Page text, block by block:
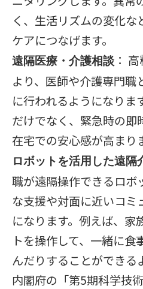
く、生活リズムの変化
ケアにつなげます。
遠隔医療・介護相談 ：
より、医師や介護専門職
に行われるようになりま
だけでなく、緊急時の即
在宅での安心感が高まり
ロボットを活用した遠隔
職が遠隔操作できるロボ
な支援や対面に近いコ
になります。例えば、家
トを操作して、一緒に食
んだりすることができる
内閣府の「第5期科学技